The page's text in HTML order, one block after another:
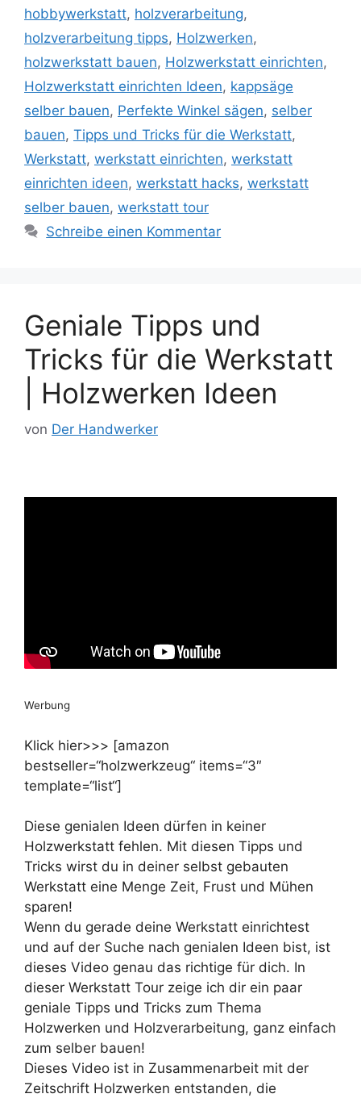
hobbywerkstatt, holzverarbeitung,
holzverarbeitung tipps, Holzwerken,
holzwerkstatt bauen, Holzwerkstatt einrichten,
Holzwerkstatt einrichten Ideen, kappsäge
selber bauen, Perfekte Winkel sägen, selber
bauen, Tipps und Tricks für die Werkstatt,
Werkstatt, werkstatt einrichten, werkstatt
einrichten ideen, werkstatt hacks, werkstatt
selber bauen, werkstatt tour
Schreibe einen Kommentar
Geniale Tipps und
Tricks für die Werkstatt
| Holzwerken Ideen
von Der Handwerker
Werbung
Klick hier>>> [amazon
bestseller=“holzwerkzeug“ items=“3″
template=“list“]
Diese genialen Ideen dürfen in keiner
Holzwerkstatt fehlen. Mit diesen Tipps und
Tricks wirst du in deiner selbst gebauten
Werkstatt eine Menge Zeit, Frust und Mühen
sparen!
Wenn du gerade deine Werkstatt einrichtest
und auf der Suche nach genialen Ideen bist, ist
dieses Video genau das richtige für dich. In
dieser Werkstatt Tour zeige ich dir ein paar
geniale Tipps und Tricks zum Thema
Holzwerken und Holzverarbeitung, ganz einfach
zum selber bauen!
Dieses Video ist in Zusammenarbeit mit der
Zeitschrift Holzwerken entstanden, die